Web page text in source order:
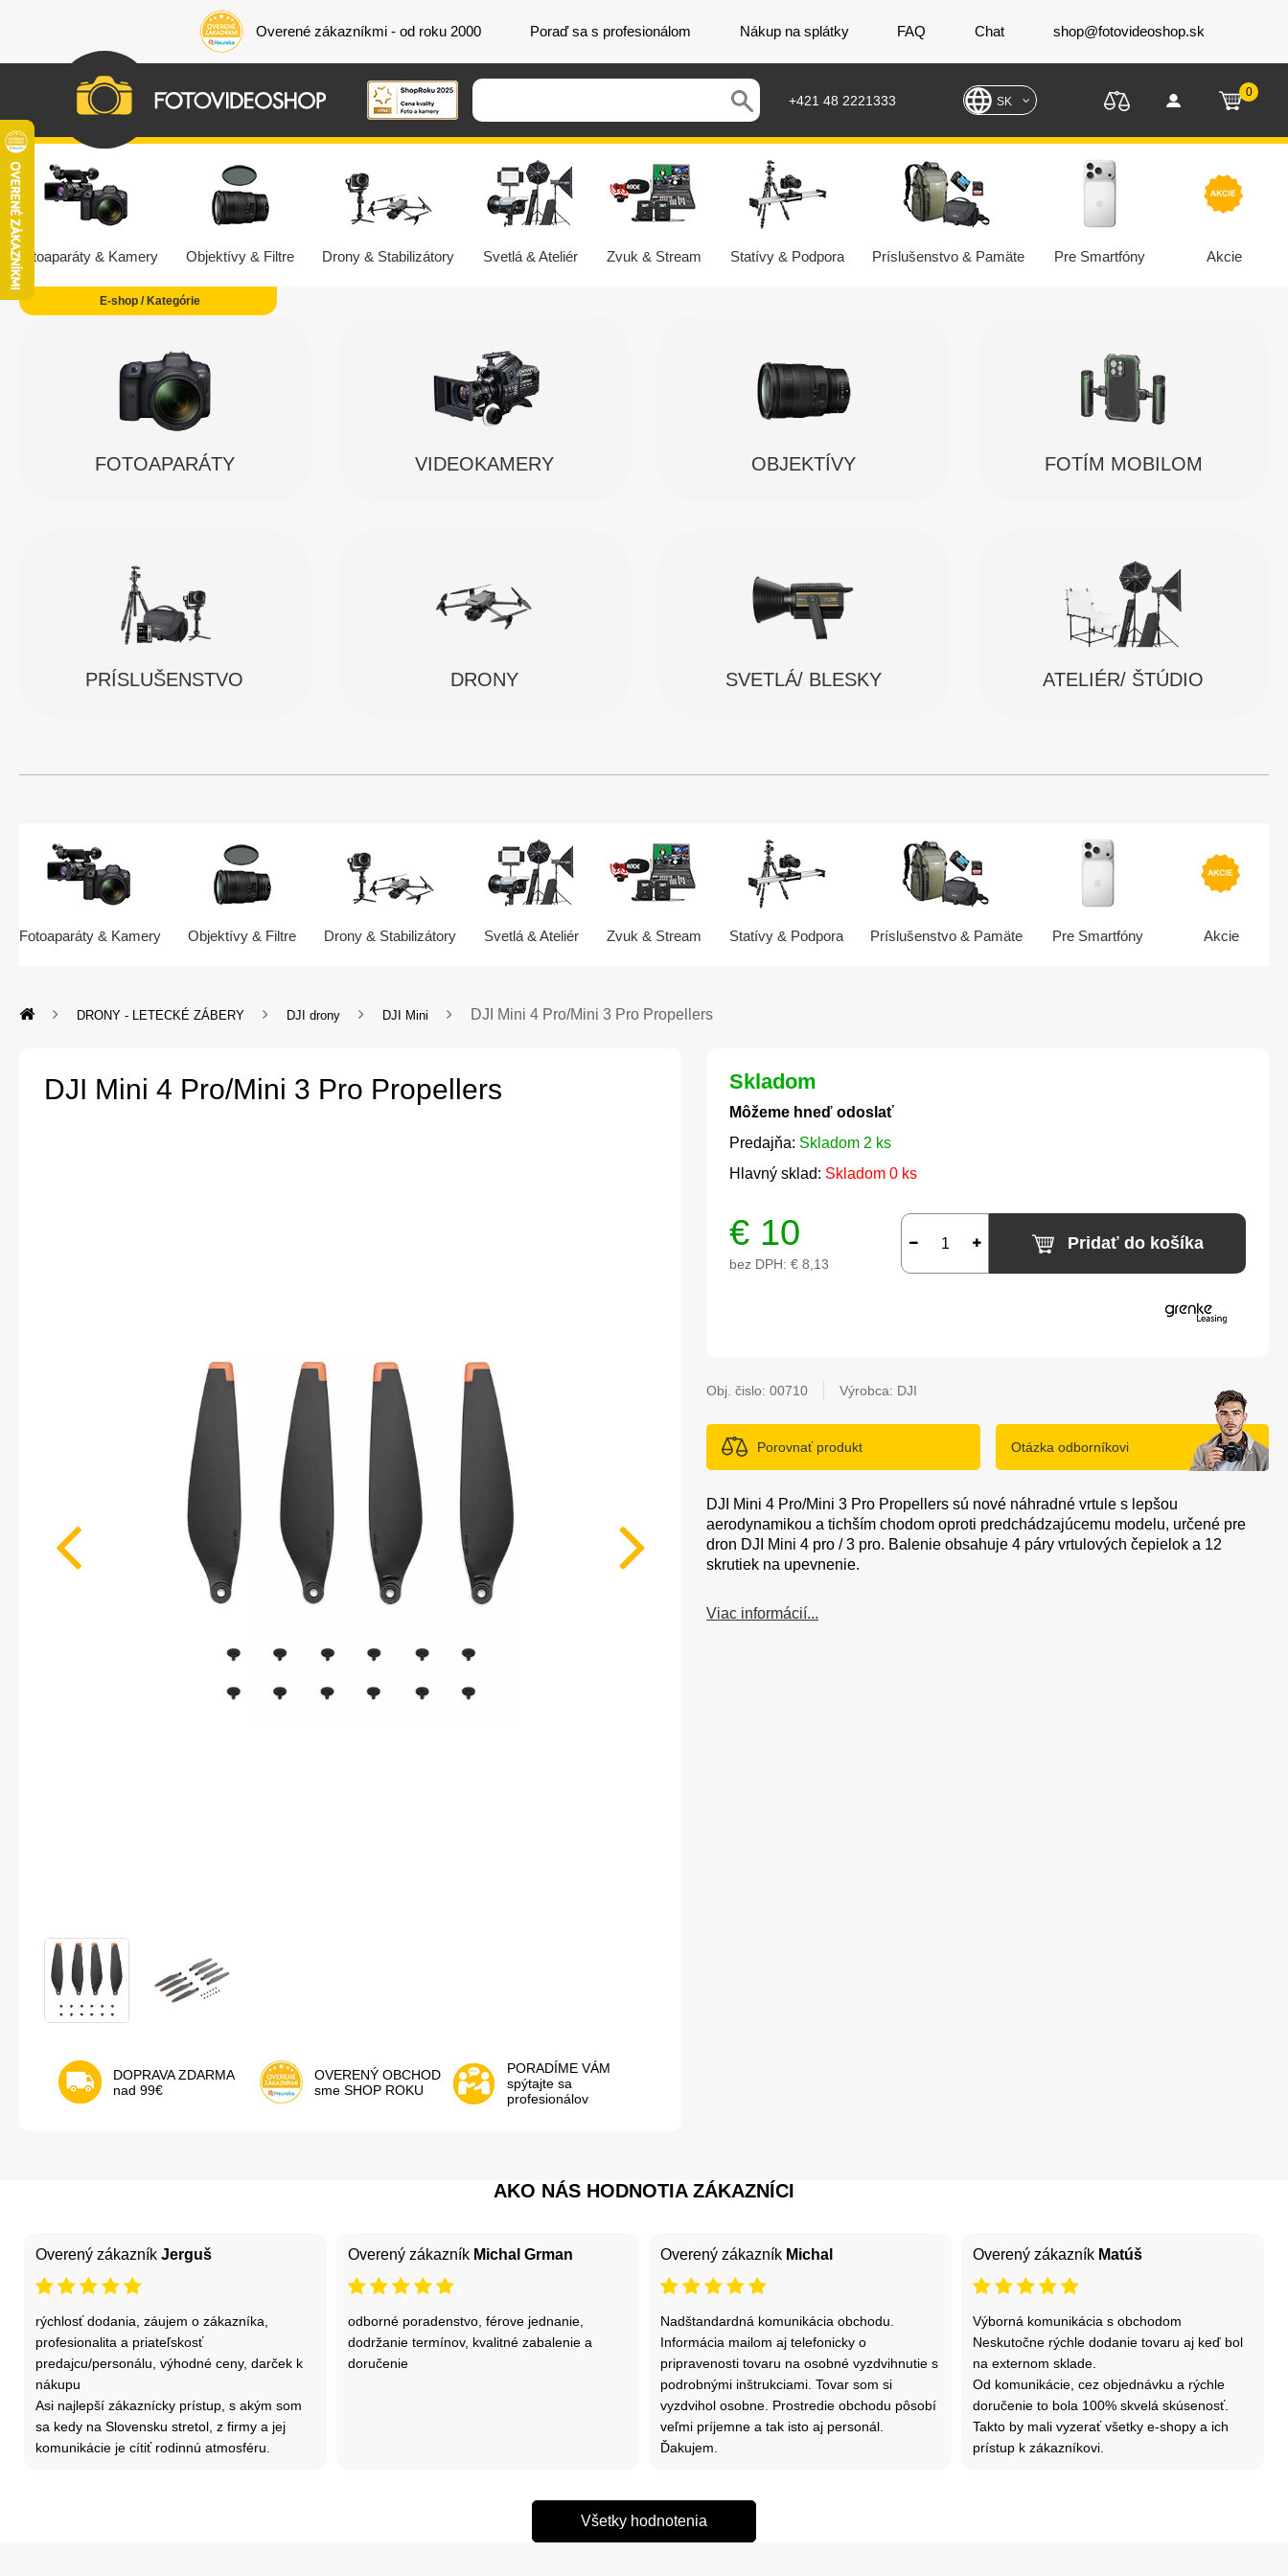
Overené zákazníkmi - od roku 2000 Poraď sa s profesionálom Nákup na splátky FAQ Chat shop@fotovideoshop.sk
+421 48 2221333 SK
0
Fotoaparáty & Kamery Objektívy & Filtre Drony & Stabilizátory Svetlá & Ateliér Zvuk & Stream Statívy & Podpora Príslušenstvo & Pamäte Pre Smartfóny Akcie
FOTOAPARÁTY VIDEOKAMERY OBJEKTÍVY FOTÍM MOBILOM
PRÍSLUŠENSTVO DRONY SVETLÁ/ BLESKY ATELIÉR/ ŠTÚDIO
Fotoaparáty & Kamery Objektívy & Filtre Drony & Stabilizátory Svetlá & Ateliér Zvuk & Stream Statívy & Podpora Príslušenstvo & Pamäte Pre Smartfóny Akcie
DRONY - LETECKÉ ZÁBERY DJI drony DJI Mini DJI Mini 4 Pro/Mini 3 Pro Propellers
DJI Mini 4 Pro/Mini 3 Pro Propellers
DOPRAVA ZDARMA
nad 99€
OVERENÝ OBCHOD
sme SHOP ROKU
PORADÍME VÁM
spýtajte sa
profesionálov
Skladom
Môžeme hneď odoslať
Predajňa: Skladom 2 ks
Hlavný sklad: Skladom 0 ks
€ 10
bez DPH: € 8,13
Pridať do košíka
Obj. čislo:00710 Výrobca: DJI
Porovnať produkt Otázka odborníkovi
DJI Mini 4 Pro/Mini 3 Pro Propellers sú nové náhradné vrtule s lepšou
aerodynamikou a tichším chodom oproti predchádzajúcemu modelu, určené pre
dron DJI Mini 4 pro / 3 pro. Balenie obsahuje 4 páry vrtulových čepielok a 12
skrutiek na upevnenie.
Viac informácií...
AKO NÁS HODNOTIA ZÁKAZNÍCI
Overený zákazník Jerguš
rýchlosť dodania, záujem o zákazníka,
profesionalita a priateľskosť
predajcu/personálu, výhodné ceny, darček k
nákupu
Asi najlepší zákaznícky prístup, s akým som
sa kedy na Slovensku stretol, z firmy a jej
komunikácie je cítiť rodinnú atmosféru.
Overený zákazník Michal Grman
odborné poradenstvo, férove jednanie,
dodržanie termínov, kvalitné zabalenie a
doručenie
Overený zákazník Michal
Nadštandardná komunikácia obchodu.
Informácia mailom aj telefonicky o
pripravenosti tovaru na osobné vyzdvihnutie s
podrobnými inštrukciami. Tovar som si
vyzdvihol osobne. Prostredie obchodu pôsobí
veľmi príjemne a tak isto aj personál.
Ďakujem.
Overený zákazník Matúš
Výborná komunikácia s obchodom
Neskutočne rýchle dodanie tovaru aj keď bol
na externom sklade.
Od komunikácie, cez objednávku a rýchle
doručenie to bola 100% skvelá skúsenosť.
Takto by mali vyzerať všetky e-shopy a ich
prístup k zákazníkovi.
Všetky hodnotenia
E-shop / Kategórie